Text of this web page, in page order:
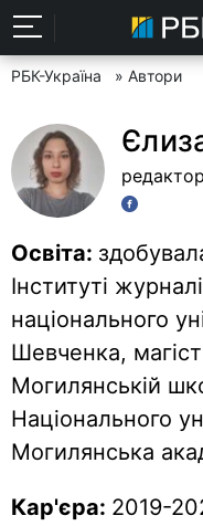
РБК-Україна » Автори
Освіта:
Інституті
національного
Шевченка,
Могилянській
Національного
Могилянська
Кар'єра: 2019-